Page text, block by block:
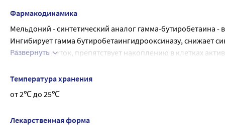
нитроглицерином (для подъязычного применения) и
короткодействующими формами нифедипина).
Фармакодинамика
Мельдоний - синтетический аналог гамма-бутиробетаина -
Ингибирует гамма бутиробетаингидрооксиназу, снижает
оболочки клеток, препятствует накоплению в клетках
Кардиопротекторное средство, нормализующее
между процессами доставки кислорода и его
(АТФ); одновременно с этим активирует гликолиз,
Развернуть
Температура хранения
от 2℃ до 25℃
Лекарственная форма